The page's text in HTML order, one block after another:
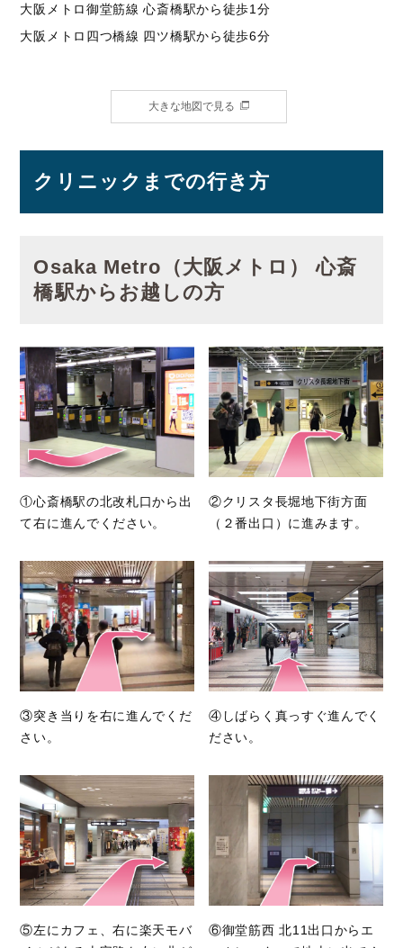
大阪メトロ御堂筋線 心斎橋駅から徒歩1分
大阪メトロ四つ橋線 四ツ橋駅から徒歩6分
大きな地図で見る
クリニックまでの行き方
Osaka Metro（大阪メトロ） 心斎
橋駅からお越しの方
①心斎橋駅の北改札口から出
て右に進んでください。
②クリスタ長堀地下街方面
（２番出口）に進みます。
③突き当りを右に進んでくだ
さい。
④しばらく真っすぐ進んでく
ださい。
⑤左にカフェ、右に楽天モバ
⑥御堂筋西 北11出口からエ